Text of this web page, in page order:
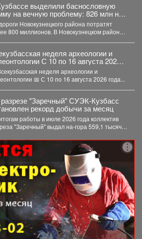
выделили баснословную
на вечную проблему: 826 млн на
Новокузнецкого района потратят
миллионов. В Новокузнецком районе в
неделя археологии и
С 10 по 16 августа 2026
в музеях Кузбасса пройдет Неделя
и палеонтологии,
ко Дню археолога (15
и Дню палеон
неделя археологии и
палеонтологии 📅 С 10 по 16 августа 2026 года...
"Заречный" СУЭК-Кузбасс
рекорд добычи за месяц
работы в июле 2026 года коллектив
"Заречный" выдал на-гора 559,1 тысяч